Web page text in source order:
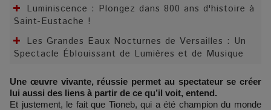
Luminiscence : Plongez dans 800 ans d'histoire à
Saint-Eustache !
Les Grandes Eaux Nocturnes de Versailles : Un
Spectacle Éblouissant de Lumières et de Musique
Une œuvre vivante, réussie permet au spectateur se créer
lui aussi des liens à partir de ce qu’il voit, entend.
Et justement, le fait que Tioneb, qui a été champion du monde